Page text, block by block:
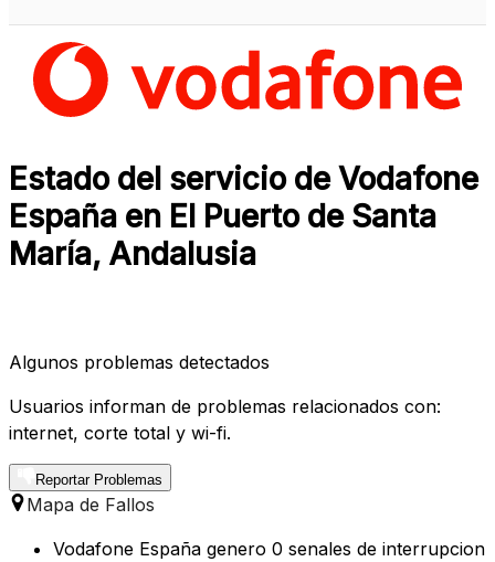
Estado del servicio de Vodafone
España en El Puerto de Santa
María, Andalusia
Algunos problemas detectados
Usuarios informan de problemas relacionados con:
internet, corte total y wi-fi.
Reportar Problemas
Mapa de Fallos
Vodafone España genero 0 senales de interrupcion